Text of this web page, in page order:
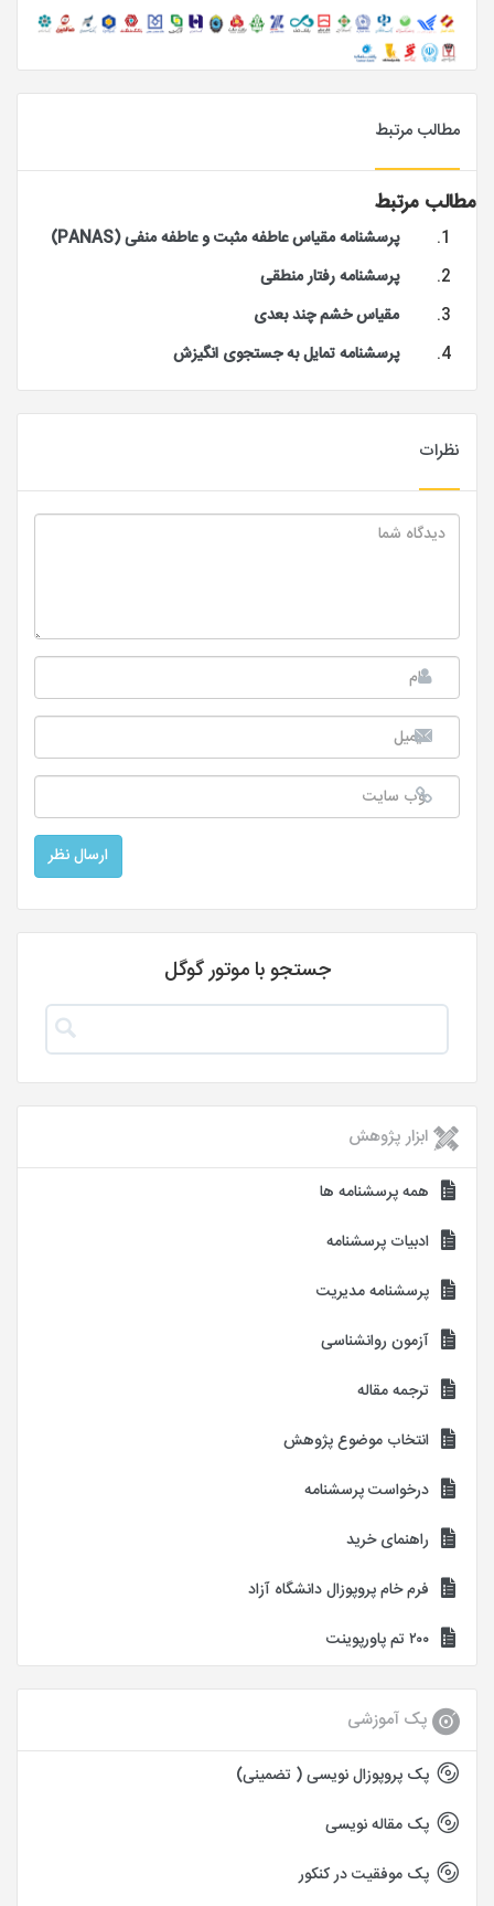
مطالب مرتبط
مطالب مرتبط
پرسشنامه مقیاس عاطفه مثبت و عاطفه منفی (PANAS)
پرسشنامه رفتار منطقی
مقیاس خشم چند بعدی
پرسشنامه تمایل به جستجوی انگیزش
نظرات
جستجو با موتور گوگل
ابزار پژوهش
همه پرسشنامه ها
ادبیات پرسشنامه
پرسشنامه مدیریت
آزمون روانشناسی
ترجمه مقاله
انتخاب موضوع پژوهش
درخواست پرسشنامه
راهنمای خرید
فرم خام پروپوزال دانشگاه آزاد
۲۰۰ تم پاورپوینت
پک آموزشی
پک پروپوزال نویسی ( تضمینی)
پک مقاله نویسی
پک موفقیت در کنکور